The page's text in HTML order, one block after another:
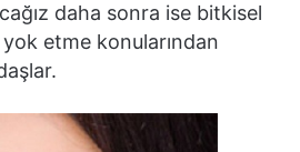
daha sonra ise bitkisel
etme konularından